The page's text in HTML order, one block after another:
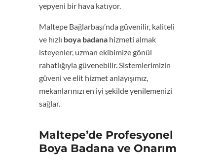
yepyeni bir hava katıyor.
Maltepe Bağlarbaşı’nda güvenilir, kaliteli
ve hızlı boya badana hizmeti almak
isteyenler, uzman ekibimize gönül
rahatlığıyla güvenebilir. Sistemlerimizin
güveni ve elit hizmet anlayışımız,
mekanlarınızı en iyi şekilde yenilemenizi
sağlar.
Maltepe’de Profesyonel
Boya Badana ve Onarım